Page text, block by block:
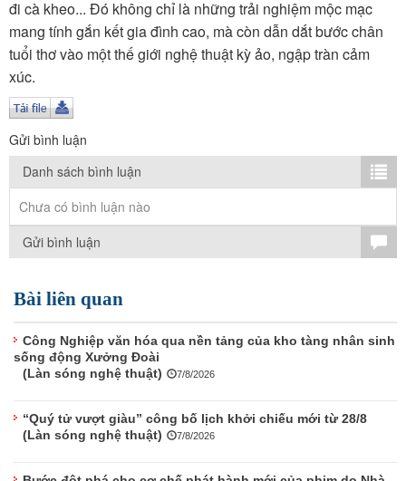
Kết nối VOV6
TÌM KIẾM
Vận hành bởi QI Corp
đi cà kheo... Đó không chỉ là những trải nghiệm mộc mạc
mang tính gắn kết gia đình cao, mà còn dẫn dắt bước chân
tuổi thơ vào một thế giới nghệ thuật kỳ ảo, ngập tràn cảm
xúc.
Gửi bình luận
Danh sách bình luận
Chưa có bình luận nào
Gửi bình luận
Bài liên quan
Công Nghiệp văn hóa qua nền tảng của kho tàng nhân sinh
sống động Xưởng Đoài
(Làn sóng nghệ thuật)
7/8/2026
“Quý tử vượt giàu” công bố lịch khởi chiếu mới từ 28/8
(Làn sóng nghệ thuật)
7/8/2026